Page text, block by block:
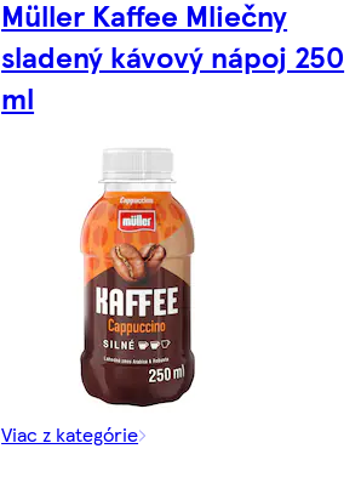
Müller Kaffee Mliečny
sladený kávový nápoj 250
ml
Viac z kategórie